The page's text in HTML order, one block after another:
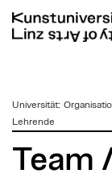
zum
Inhalt
Universität:
Lehrende
Team